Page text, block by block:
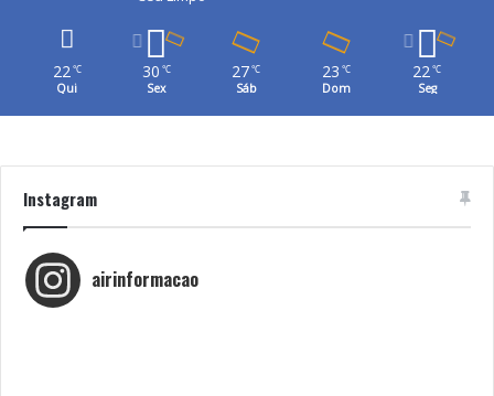
22 ℃
Qui
30 ℃
Sex
27℃
Sáb
23 ℃
Dom
22℃
Seg
Instagram
airinformacao